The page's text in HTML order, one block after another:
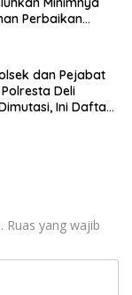
Perbaikan
dan Pejabat
Deli
Ini Daftar
Ruas yang wajib